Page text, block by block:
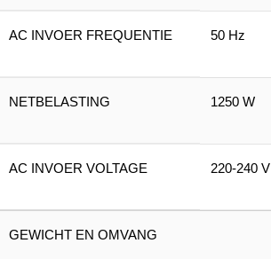
AC INVOER FREQUENTIE 50 Hz
NETBELASTING 1250 W
AC INVOER VOLTAGE 220-240 V
GEWICHT EN OMVANG